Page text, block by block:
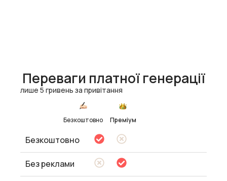
Переваги платної генерації
лише 5 гривень за привітання
Безкоштовно Преміум
Безкоштовно
Без реклами